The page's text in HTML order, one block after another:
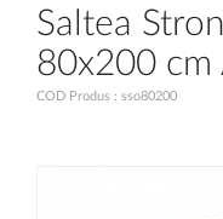
Saltea
80x200 cm
COD Produs : sso80200